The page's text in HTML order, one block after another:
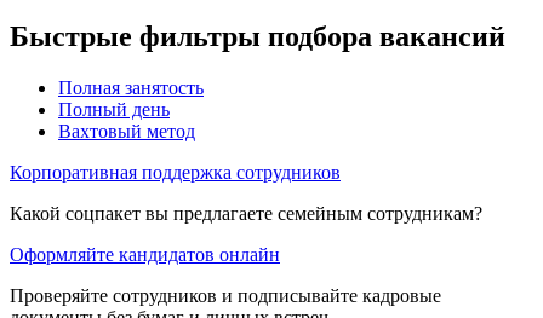
Быстрые фильтры подбора вакансий
Полная занятость
Полный день
Вахтовый метод
Корпоративная поддержка сотрудников
Какой соцпакет вы предлагаете семейным сотрудникам?
Оформляйте кандидатов онлайн
Проверяйте сотрудников и подписывайте кадровые